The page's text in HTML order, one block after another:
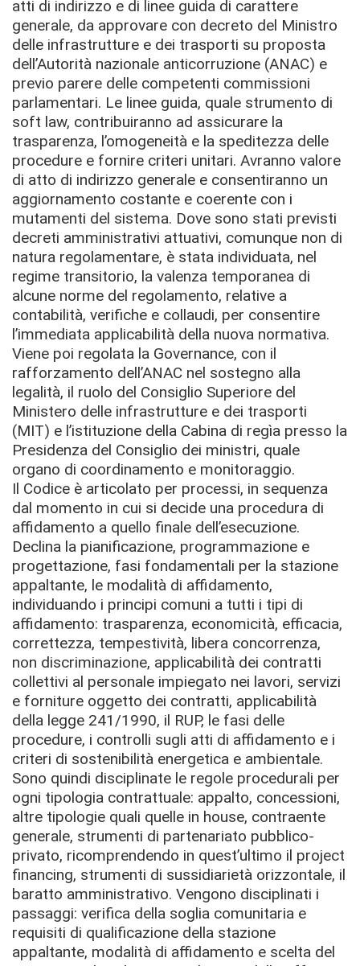
atti di indirizzo e di linee guida di carattere
generale, da approvare con decreto del Ministro
delle infrastrutture e dei trasporti su proposta
dell’Autorità nazionale anticorruzione (ANAC) e
previo parere delle competenti commissioni
parlamentari. Le linee guida, quale strumento di
soft law, contribuiranno ad assicurare la
trasparenza, l’omogeneità e la speditezza delle
procedure e fornire criteri unitari. Avranno valore
di atto di indirizzo generale e consentiranno un
aggiornamento costante e coerente con i
mutamenti del sistema. Dove sono stati previsti
decreti amministrativi attuativi, comunque non di
natura regolamentare, è stata individuata, nel
regime transitorio, la valenza temporanea di
alcune norme del regolamento, relative a
contabilità, verifiche e collaudi, per consentire
l’immediata applicabilità della nuova normativa.
Viene poi regolata la Governance, con il
rafforzamento dell’ANAC nel sostegno alla
legalità, il ruolo del Consiglio Superiore del
Ministero delle infrastrutture e dei trasporti
(MIT) e l’istituzione della Cabina di regìa presso la
Presidenza del Consiglio dei ministri, quale
organo di coordinamento e monitoraggio.
Il Codice è articolato per processi, in sequenza
dal momento in cui si decide una procedura di
affidamento a quello finale dell’esecuzione.
Declina la pianificazione, programmazione e
progettazione, fasi fondamentali per la stazione
appaltante, le modalità di affidamento,
individuando i principi comuni a tutti i tipi di
affidamento: trasparenza, economicità, efficacia,
correttezza, tempestività, libera concorrenza,
non discriminazione, applicabilità dei contratti
collettivi al personale impiegato nei lavori, servizi
e forniture oggetto dei contratti, applicabilità
della legge 241/1990, il RUP, le fasi delle
procedure, i controlli sugli atti di affidamento e i
criteri di sostenibilità energetica e ambientale.
Sono quindi disciplinate le regole procedurali per
ogni tipologia contrattuale: appalto, concessioni,
altre tipologie quali quelle in house, contraente
generale, strumenti di partenariato pubblico-
privato, ricomprendendo in quest’ultimo il project
financing, strumenti di sussidiarietà orizzontale, il
baratto amministrativo. Vengono disciplinati i
passaggi: verifica della soglia comunitaria e
requisiti di qualificazione della stazione
appaltante, modalità di affidamento e scelta del